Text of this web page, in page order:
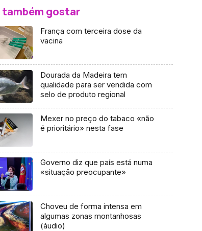
também gostar
França com terceira dose da
vacina
Dourada da Madeira tem
qualidade para ser vendida com
selo de produto regional
Mexer no preço do tabaco «não
é prioritário» nesta fase
Governo diz que país está numa
«situação preocupante»
Choveu de forma intensa em
algumas zonas montanhosas
(áudio)